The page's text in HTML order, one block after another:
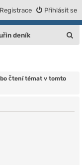
Přihlásit se
Registrace
deník
čtení témat v tomto